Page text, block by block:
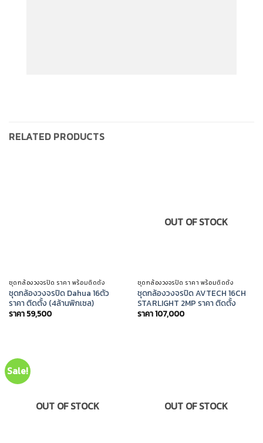
RELATED PRODUCTS
ชุดกล้องวงจรปิด ราคา พร้อมติดตั้ง
ชุดกล้องวงจรปิด Dahua 16ตัว
ราคา ติดตั้ง (4ล้านพิกเซล)
ราคา 59,500
OUT OF STOCK
ชุดกล้องวงจรปิด ราคา พร้อมติดตั้ง
ชุดกล้องวงจรปิด AVTECH 16CH
STARLIGHT 2MP ราคา ติดตั้ง
ราคา107,000
Sale!
OUT OF STOCK OUT OF STOCK